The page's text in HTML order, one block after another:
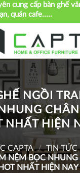
cung cấp bàn ghế
quán cafe.....
NGỒI
NHẤT HIỆN
CAPTA / TIN TỨC
NỆM BỌC
HOT NHẤT HIỆN NAY